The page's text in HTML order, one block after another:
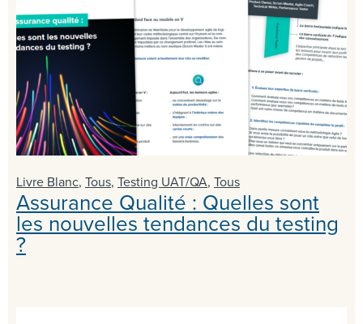
Livre Blanc, Tous, Testing UAT/QA, Tous
Assurance Qualité : Quelles sont
les nouvelles tendances du testing
?